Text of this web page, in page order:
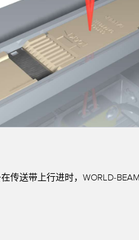
器
转
冲
IO-
传送带上行进时，WORLD-